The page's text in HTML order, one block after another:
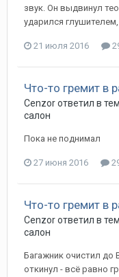
звук. Он выдвинул
ударился
21 июля 2016
Что-то гремит в
Cenzorответил в
салон
Пока не поднимал
27 июня 2016
Что-то гремит в
Cenzorответил в
салон
Багажник очистил до
откинул - всё равно